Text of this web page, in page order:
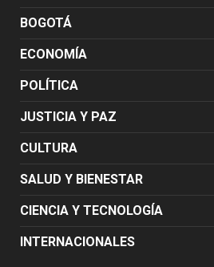
BOGOTÁ
ECONOMÍA
POLÍTICA
JUSTICIA Y PAZ
CULTURA
SALUD Y BIENESTAR
CIENCIA Y TECNOLOGÍA
INTERNACIONALES